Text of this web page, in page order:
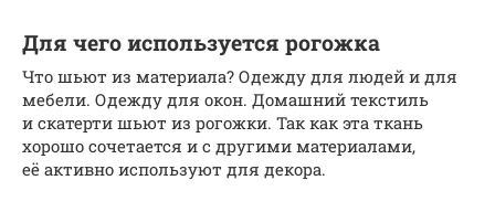
Для чего используется рогожка
Что шьют из материала? Одежду для людей и для
мебели. Одежду для окон. Домашний текстиль
и скатерти шьют из рогожки. Так как эта ткань
хорошо сочетается и с другими материалами,
её активно используют для декора.